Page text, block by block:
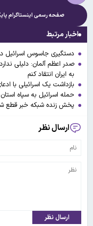
صفحه رسمی اینستاگرام
اخبار مرتبط
دستگیری جاسوس اسرائیل
صدر اعظم آلمان: دلیلی
به ایران انتقاد کنم
بازداشت یک اسرائیلی با
حمله اسرائیل به سپاه
پخش زنده شبکه خبر قطع
ارسال نظر
ارسال نظر